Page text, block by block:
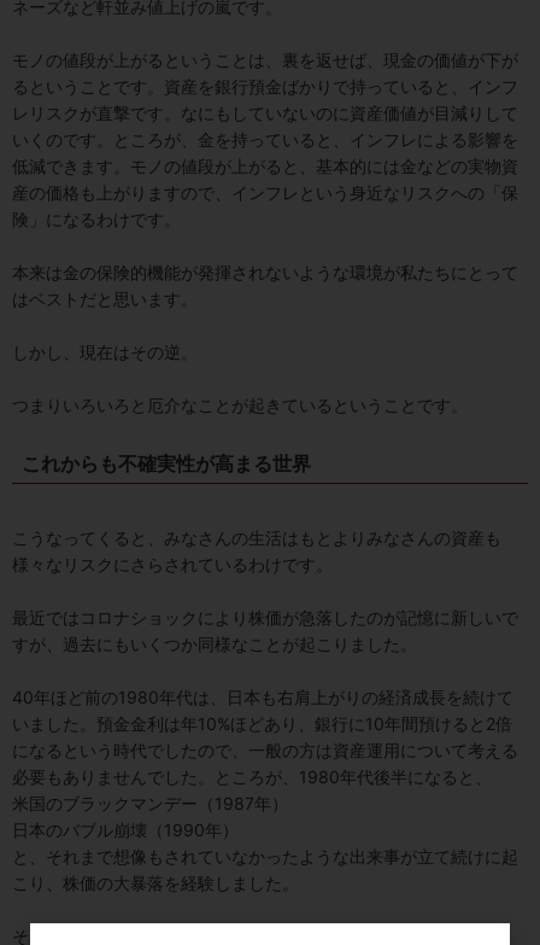
ネーズなど軒並み値上げの嵐です。
モノの値段が上がるということは、裏を返せば、現金の価値が下が
るということです。資産を銀行預金ばかりで持っていると、インフ
レリスクが直撃です。なにもしていないのに資産価値が目減りして
いくのです。ところが、金を持っていると、インフレによる影響を
低減できます。モノの値段が上がると、基本的には金などの実物資
産の価格も上がりますので、インフレという身近なリスクへの「保
険」になるわけです。
本来は金の保険的機能が発揮されないような環境が私たちにとって
はベストだと思います。
しかし、現在はその逆。
つまりいろいろと厄介なことが起きているということです。
これからも不確実性が高まる世界
こうなってくると、みなさんの生活はもとよりみなさんの資産も
様々なリスクにさらされているわけです。
最近ではコロナショックにより株価が急落したのが記憶に新しいで
すが、過去にもいくつか同様なことが起こりました。
40年ほど前の1980年代は、日本も右肩上がりの経済成長を続けて
いました。預金金利は年10%ほどあり、銀行に10年間預けると2倍
になるという時代でしたので、一般の方は資産運用について考える
必要もありませんでした。ところが、1980年代後半になると、
米国のブラックマンデー（1987年）
日本のバブル崩壊（1990年）
と、それまで想像もされていなかったような出来事が立て続けに起
こり、株価の大暴落を経験しました。
それ以降、